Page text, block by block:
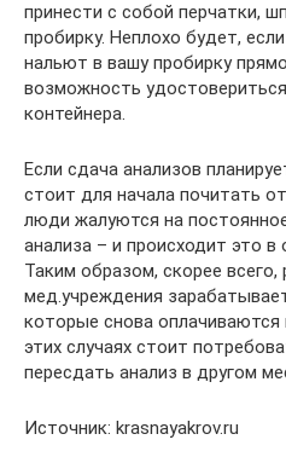
принести с собой перчатки,
пробирку. Неплохо будет,
нальют в вашу пробирку
возможность
контейнера.
Если сдача анализов
стоит для начала почитать
люди жалуются на
анализа – и происходит это в
Таким образом, скорее всего,
мед.учреждения
которые снова оплачиваются
этих случаях стоит
пересдать анализ в другом
Источник: krasnayakrov.ru